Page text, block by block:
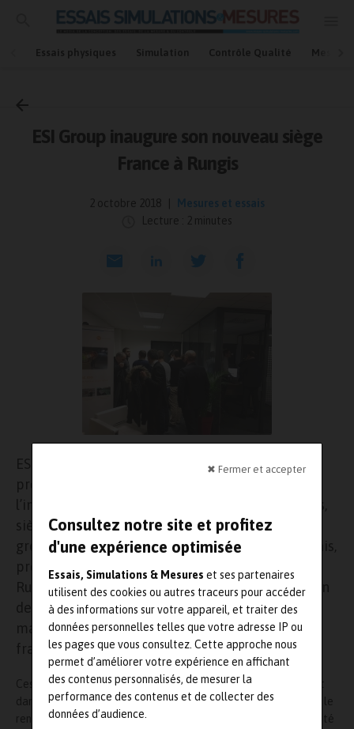
✖ Fermer et accepter
Consultez notre site et profitez
d'une expérience optimisée
Essais, Simulations & Mesures et ses partenaires
utilisent des cookies ou autres traceurs pour accéder
à des informations sur votre appareil, et traiter des
données personnelles telles que votre adresse IP ou
les pages que vous consultez. Cette approche nous
permet d’améliorer votre expérience en affichant
des contenus personnalisés, de mesurer la
performance des contenus et de collecter des
données d’audience.
Essais physiques Simulation Contrôle Qualité Mesures
Accueil
Mesures et essais
ESI Group inaugure son nouveau siège
France à Rungis
2 octobre 2018
Mesures et essais
Lecture : 2 minutes
ESI Group, leader et pionnier des solutions de
prototypage virtuel, annonce aujourd’hui
l’inauguration de ses nouveaux bureaux à Rungis,
siège de sa filiale ESI France et premier site du
groupe sur le territoire français. L’éditeur français
présent, dès sa création sur le Parc Icade de
Rungis, confirme son implantation sur ce site afin
de conserver la proximité avec ses clients
majoritairement présents dans l’ouest et le sud
franciliens.
Ces nouveaux locaux s’inscrivent dans la stratégie du Groupe et
dans son projet de transformation. Ils permettront notamment le
renforcement des synergies entre les équipes et la transversalité